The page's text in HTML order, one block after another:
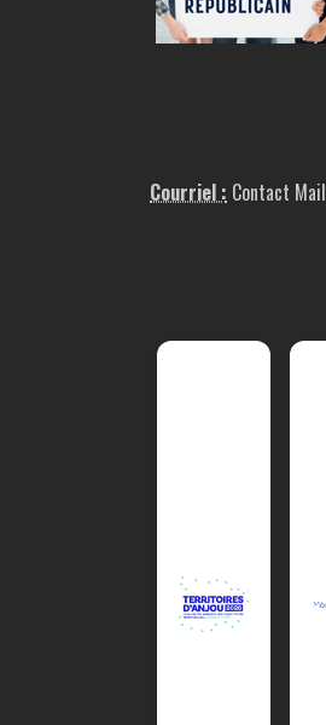
Courriel : Contact Mail